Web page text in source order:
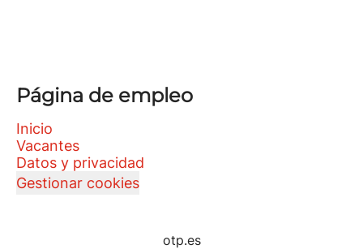
Página de empleo
Inicio
Vacantes
Datos y privacidad
Gestionar cookies
otp.es